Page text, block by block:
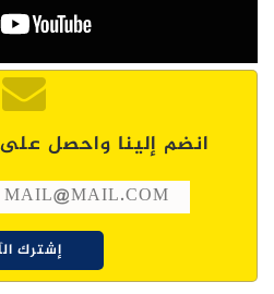
انضم إلينا واحصل على